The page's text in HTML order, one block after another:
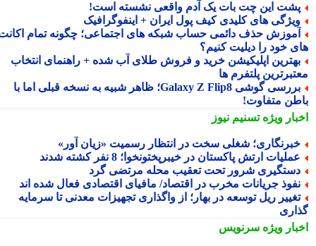
این چت بات یک آدم واقعی نشسته است!
های کلیدی کیف پول ایران + اینفوگرافیک
حذف دائمی حساب شبکه های اجتماعی؛ چگونه تمام اکانت
خود را دیلیت کنیم؟
اپلیکیشن خرید و فروش طلای آب شده + راهنمای انتخاب
پلتفرم ها
بررسی گوشی Galaxy Z Flip8؛ ظاهر شبیه به نسخه قبلی اما با
متفاوت!
ویژهتسنیم نیوز
شغلی سخت در انتظار رسمیت «زیان آور»
ارتش پاکستان در خیبرپختونخوا؛ 8 نفر کشته شدند
شرور تحت تعقیب محله مرتضی گرد
جریانات مخرب در اقتصاد/ مافیای اقتصادی فعال شده اند
ریل توسعه در بهار؛ از واگذاری تجهیزات معدنی تا سرمایه
ویژهسرنویس